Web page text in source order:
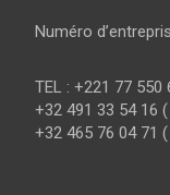
Numéro
TEL : +221 77 550
+32 491 33 54 16
+32 465 76 04 71